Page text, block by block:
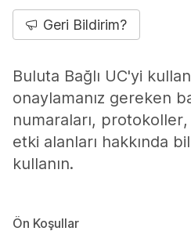
Geri Bildirim?
Buluta Bağlı UC'yi
onaylamanız gereken
numaraları, protokoller,
etki alanları hakkında
kullanın.
Ön Koşullar